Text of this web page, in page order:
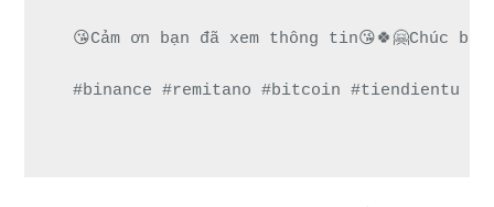
😘Cảm ơn bạn đã xem thông
#binance #remitano #bitcoin #tiendientu